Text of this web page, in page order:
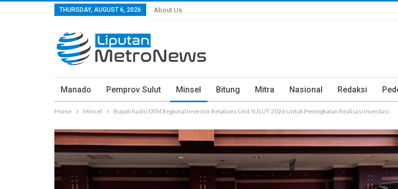
THURSDAY, AUGUST 6, 2026 About Us
Manado Pemprov Sulut Minsel Bitung Mitra Nasional Redaksi
Home Minsel Bupati hadiri DTM Regional Investor Relations Unit SULUT 2026 Untuk Peningkatan Realisasi Investasi.